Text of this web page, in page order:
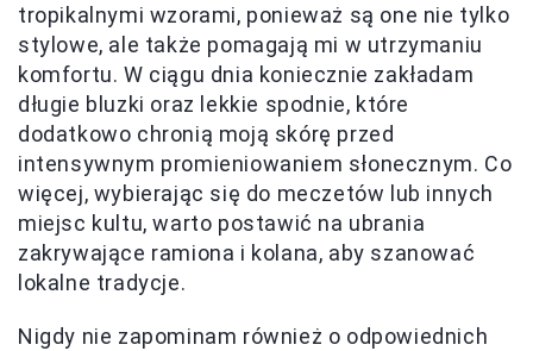
tropikalnymi wzorami, ponieważ są one nie tylko
stylowe, ale także pomagają mi w utrzymaniu
komfortu. W ciągu dnia koniecznie zakładam
długie bluzki oraz lekkie spodnie, które
dodatkowo chronią moją skórę przed
intensywnym promieniowaniem słonecznym. Co
więcej, wybierając się do meczetów lub innych
miejsc kultu, warto postawić na ubrania
zakrywające ramiona i kolana, aby szanować
lokalne tradycje.
Nigdy nie zapominam również o odpowiednich